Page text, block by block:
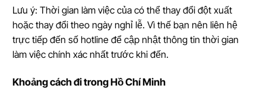
Lưu ý: Thời gian làm việc của có thể thay đổi đột xuất
hoặc thay đổi theo ngày nghỉ lễ. Vì thế bạn nên liên hệ
trực tiếp đến số hotline để cập nhật thông tin thời gian
làm việc chính xác nhất trước khi đến.
Khoảng cách đi trong Hồ Chí Minh